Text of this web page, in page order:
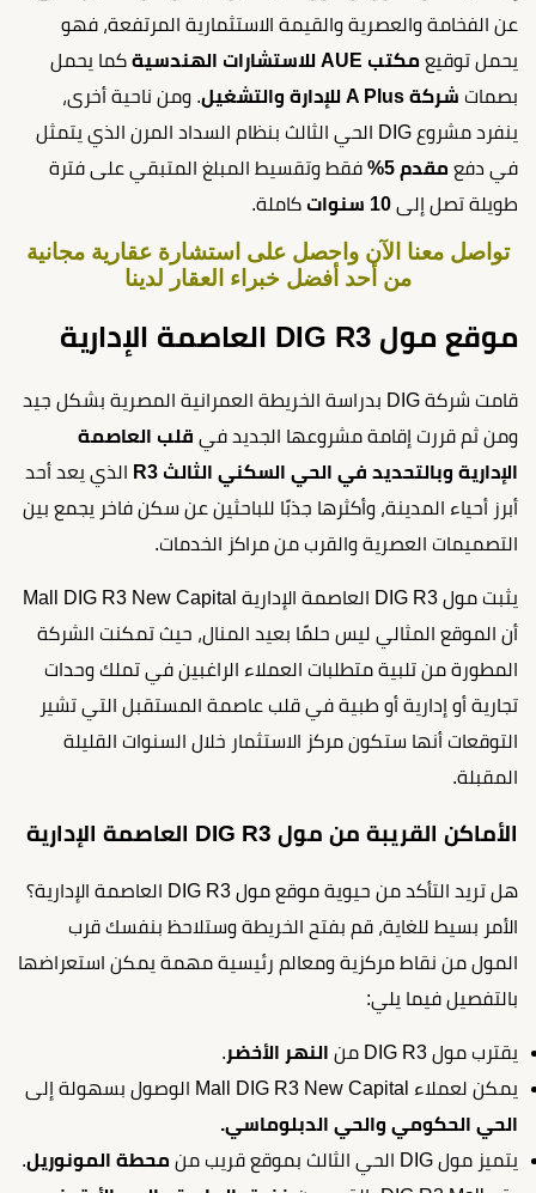
عن الفخامة والعصرية والقيمة الاستثمارية المرتفعة، فهو
يحمل توقيع مكتب AUE للاستشارات الهندسية
كما يحمل
بصمات شركة A Plus للإدارة والتشغيل
. ومن ناحية أخرى،
ينفرد مشروع DIG الحي الثالث بنظام السداد المرن الذي يتمثل
في دفع مقدم 5%
فقط وتقسيط المبلغ المتبقي على فترة
طويلة تصل إلى 10 سنوات كاملة.
تواصل معنا الآن واحصل على استشارة عقارية مجانية
من أحد أفضل خبراء العقار لدينا
موقع مول DIG R3 العاصمة الإدارية
قامت شركة DIG بدراسة الخريطة العمرانية المصرية بشكل جيد
ومن ثم قررت إقامة مشروعها الجديد في قلب العاصمة
الإدارية وبالتحديد في الحي السكني الثالث R3
الذي يعد أحد
أبرز أحياء المدينة، وأكثرها جذبًا للباحثين عن سكن فاخر يجمع بين
التصميمات العصرية والقرب من مراكز الخدمات.
يثبت مول DIG R3 العاصمة الإدارية Mall DIG R3 New Capital
أن الموقع المثالي ليس حلمًا بعيد المنال، حيث تمكنت الشركة
المطورة من تلبية متطلبات العملاء الراغبين في تملك وحدات
تجارية أو إدارية أو طبية في قلب عاصمة المستقبل التي تشير
التوقعات أنها ستكون مركز الاستثمار خلال السنوات القليلة
المقبلة.
الأماكن القريبة من مول DIG R3 العاصمة الإدارية
هل تريد التأكد من حيوية موقع مول DIG R3 العاصمة الإدارية؟
الأمر بسيط للغاية، قم بفتح الخريطة وستلاحظ بنفسك قرب
المول من نقاط مركزية ومعالم رئيسية مهمة يمكن استعراضها
بالتفصيل فيما يلي:
يقترب مول DIG R3 من النهر الأخضر.
يمكن لعملاء Mall DIG R3 New Capital الوصول بسهولة إلى
الحي الحكومي والحي الدبلوماسي.
يتميز مول DIG الحي الثالث بموقع قريب من
محطة المونوريل.